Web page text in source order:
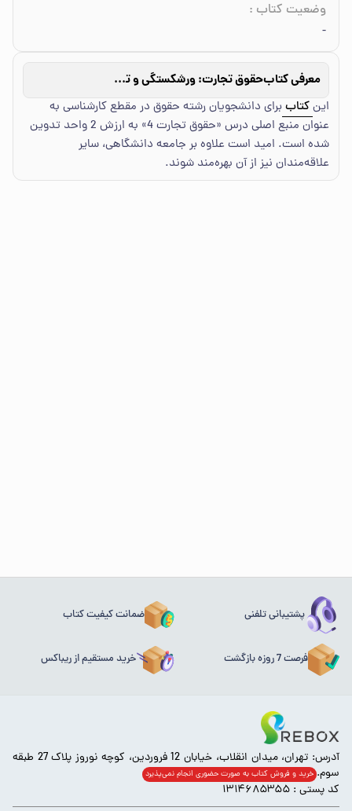
وضعیت کتاب :
-
معرفی کتاب حقوق تجارت: ورشکستگی و تصفیه امور ورشکسته
اینکتاببرای دانشجویان رشته حقوق در مقطع کارشناسی به
عنوان منبع اصلی درس «حقوق تجارت 4» به ارزش 2 واحد تدوین
شده است. امید است علاوه بر جامعه دانشگاهی، سایر
علاقه‌مندان نیز از آن بهره‌مند شوند.
پشتیبانی تلفنی ضمانت کیفیت کتاب
فرصت 7 روزه بازگشت خرید مستقیم از ریباکس
آدرس: تهران، میدان انقلاب، خیابان 12 فروردین، کوچه نوروز پلاک 27 طبقه
سوم. خرید و فروش کتاب به صورت حضوری انجام‌ نمی‌پذیرد
کد پستی : ۱۳۱۴۶۸۵۳۵۵